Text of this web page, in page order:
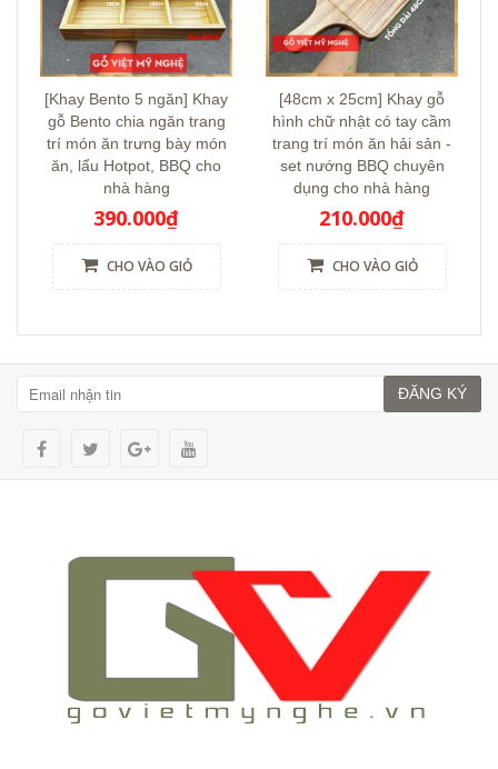
[Khay Bento 5 ngăn] Khay
gỗ Bento chia ngăn trang
trí món ăn trưng bày món
ăn, lẩu Hotpot, BBQ cho
nhà hàng
390.000₫
CHO VÀO GIỎ
[48cm x 25cm] Khay gỗ
hình chữ nhật có tay cầm
trang trí món ăn hải sản -
set nướng BBQ chuyên
dụng cho nhà hàng
210.000₫
CHO VÀO GIỎ
ĐĂNG KÝ